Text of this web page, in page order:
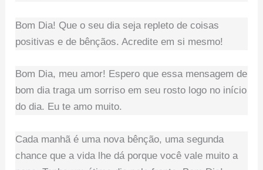
Bom Dia! Que o seu dia seja repleto de coisas
positivas e de bênçãos. Acredite em si mesmo!
Bom Dia, meu amor! Espero que essa mensagem de
bom dia traga um sorriso em seu rosto logo no início
do dia. Eu te amo muito.
Cada manhã é uma nova bênção, uma segunda
chance que a vida lhe dá porque você vale muito a